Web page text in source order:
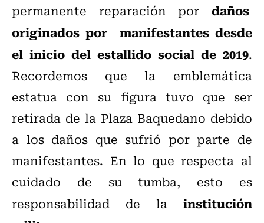
permanente reparación por daños
originados por manifestantes desde
el inicio del estallido social de 2019.
Recordemos que la emblemática
estatua con su figura tuvo que ser
retirada de la Plaza Baquedano debido
a los daños que sufrió por parte de
manifestantes. En lo que respecta al
cuidado de su tumba, esto es
responsabilidad de la institución